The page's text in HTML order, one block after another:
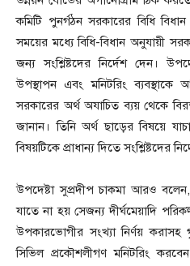
কমিটি পুনর্গঠন সরকারের বিধি
সময়ের মধ্যে বিধি-বিধান অনুযায়ী
জন্য সংশ্লিষ্টদের নির্দেশ দেন।
উপস্থাপন এবং মনিটরিং
সরকারের অর্থ অযাচিত ব্যয় থেকে
জানান। তিনি অর্থ ছাড়ের বিষয়ে
বিষয়টিকে প্রাধান্য দিতে সংশ্লিষ্টদের
উপদেষ্টা সুপ্রদীপ চাকমা আরও
যাতে না হয় সেজন্য দীর্ঘমেয়াদি
উপকারভোগীর সংখ্যা নির্ণয় করাসহ
সিভিল প্রকৌশলীগণ মনিটরিং